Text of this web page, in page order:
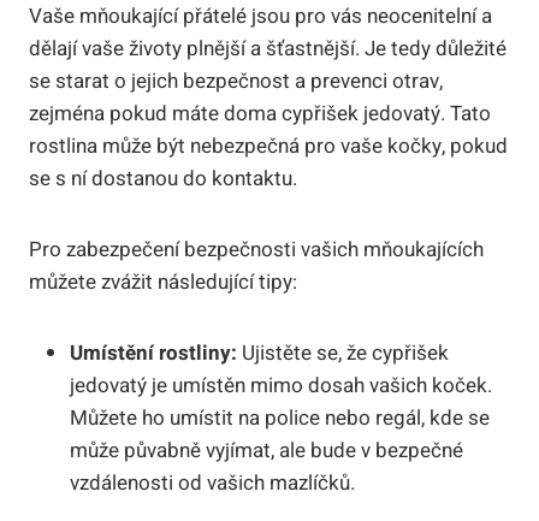
Vaše mňoukající přátelé jsou pro vás neocenitelní a
dělají vaše životy plnější a šťastnější. Je tedy důležité
se starat o jejich bezpečnost a prevenci otrav,
zejména pokud máte doma cypřišek jedovatý. Tato
rostlina může být nebezpečná pro vaše kočky, pokud
se s ní dostanou do kontaktu.
Pro zabezpečení bezpečnosti vašich mňoukajících
můžete zvážit následující tipy:
Umístění rostliny: Ujistěte se, že cypřišek
jedovatý je umístěn mimo dosah vašich koček.
Můžete ho umístit na police nebo regál, kde se
může půvabně vyjímat, ale bude v bezpečné
vzdálenosti od vašich mazlíčků.